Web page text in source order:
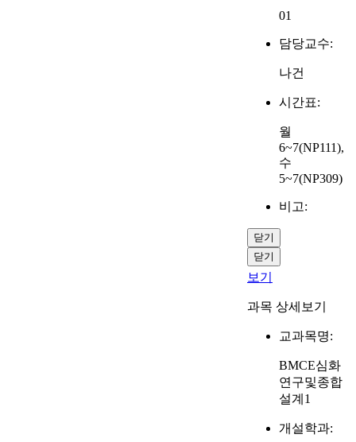
01
담당교수:
나건
시간표:
월
6~7(NP111),
수
5~7(NP309)
비고:
닫기
닫기
보기
과목 상세보기
교과목명:
BMCE심화
연구및종합
설계1
개설학과: